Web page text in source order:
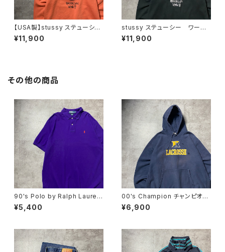
【USA製】stussy ステューシ
ー ワールドツアー バックプリ
ント オレンジ スウェット パ
¥11,900
stussy ステューシー ワール
ドツアー バックプリント フル
ジップ パーカー スウェット
¥11,900
その他の商品
90's Polo by Ralph Lauren
ポロバイラルフローレン 刺繍
ワンポイント ポニー パープ
¥5,400
00's Champion チャンピオ
ン リバースウィーブ ラクロ
ス プリント 2XLサイズ ネ
¥6,900